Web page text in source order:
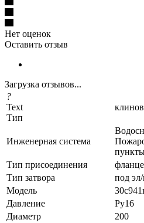
Нет оценок
Оставить отзыв
Загрузка отзывов...
?
Text
Тип
Инженерная система
Тип присоединения
Тип затвора
под
Модель
Давление
Ру16
Диаметр
200